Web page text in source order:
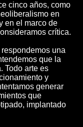
cinco años, como
en
en el marco de
crítica.
una
que la
Todo arte es
y
generar
que
implantado